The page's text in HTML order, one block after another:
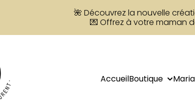
🌺 Découvrez la nouvelle
💌 Offrez à votre maman
AccueilBoutique